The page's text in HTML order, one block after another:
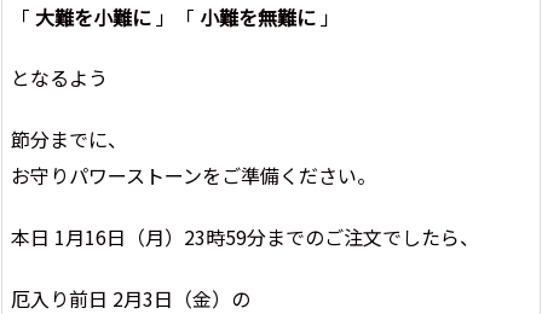
「 大難を小難に 」「 小難を無難に 」
となるよう
節分までに、
お守りパワーストーンをご準備ください。
本日 1月16日（月）23時59分までのご注文でしたら、
厄入り前日 2月3日（金）の